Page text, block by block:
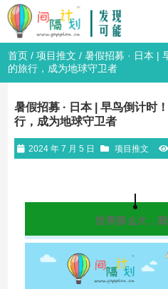
首页 /项目推文 / 暑假招募 · 日本 |
的旅行，成为地球守卫者
暑假招募 · 日本 | 早鸟倒计时
行，成为地球守卫者
2024 年 7 月 5 日 项目推文
世界那么大，